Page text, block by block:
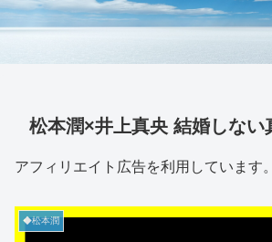
松本潤×井上真央 結婚しない
アフィリエイト広告を利用しています。
◆松本潤